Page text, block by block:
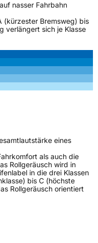
nasser Fahrbahn
(kürzester Bremsweg) bis
verlängert sich je Klasse
eines
als auch die
Rollgeräusch wird in
in die drei Klassen
bis C (höchste
Rollgeräusch orientiert